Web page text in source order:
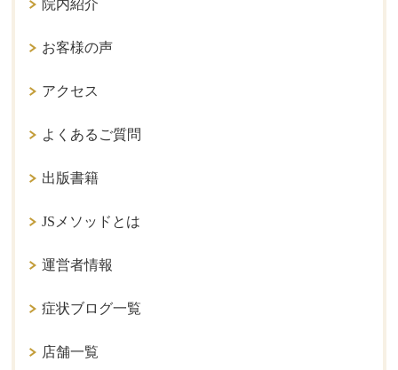
院内紹介
お客様の声
アクセス
よくあるご質問
出版書籍
JSメソッドとは
運営者情報
症状ブログ一覧
店舗一覧